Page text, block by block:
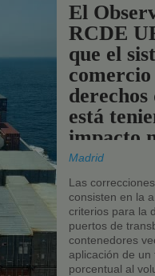
El
RCDE
que el
comercio
derechos
está
impacto
los
UE.
Madrid
Las
consisten en la
criterios para la
puertos de
contenedores
aplicación de
porcentual al